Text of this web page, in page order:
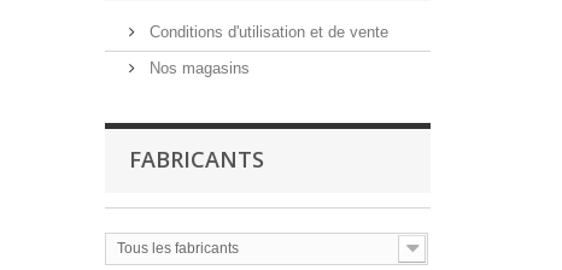
Conditions d'utilisation et de vente
Nos magasins
FABRICANTS
Tous les fabricants